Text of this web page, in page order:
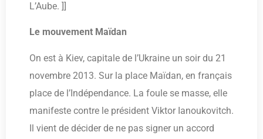
L’Aube. ]]
Le mouvement Maïdan
On est à Kiev, capitale de l’Ukraine un soir du 21
novembre 2013. Sur la place Maïdan, en français
place de l’Indépendance. La foule se masse, elle
manifeste contre le président Viktor Ianoukovitch.
Il vient de décider de ne pas signer un accord